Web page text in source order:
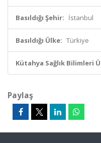
Basıldığı Şehir: İstanbul
Basıldığı Ülke: Türkiye
Kütahya Sağlık Bilimleri
Paylaş